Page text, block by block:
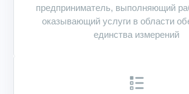
предприниматель, выполняющий
оказывающий услуги в области
единства измерений